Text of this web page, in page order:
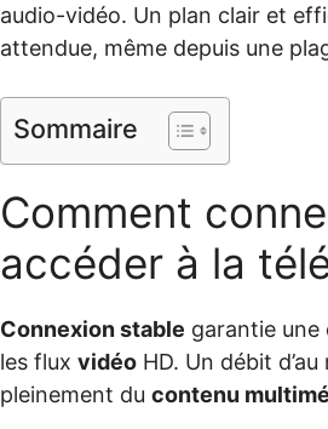
audio-vidéo. Un plan clair et
attendue, même depuis une
Sommaire
Comment
accéder à la
Connexion stable garantie une
les flux vidéo HD. Un débit
pleinement du contenu